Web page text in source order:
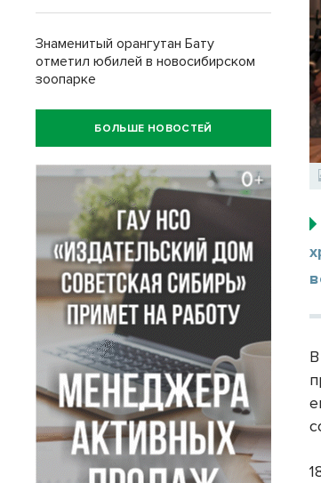
Знаменитый орангутан Бату
отметил юбилей в новосибирском
зоопарке
БОЛЬШЕ НОВОСТЕЙ